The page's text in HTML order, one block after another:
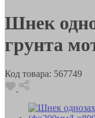
Шнек
грунта
Код товара: 567749